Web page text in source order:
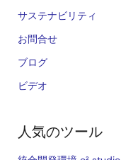
サステナビリティ
お問合せ
ブログ
ビデオ
人気のツール